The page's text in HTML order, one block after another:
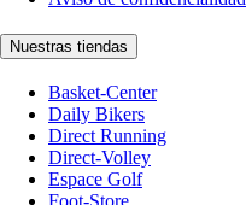
Nuestras tiendas
Basket-Center
Daily Bikers
Direct Running
Direct-Volley
Espace Golf